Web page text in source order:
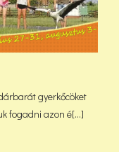
gyerkőcöket
fogadni azon é[...]